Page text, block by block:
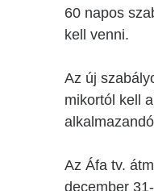
60 napos
kell venni.
Az új
mikortól kell
Az Áfa tv.
december